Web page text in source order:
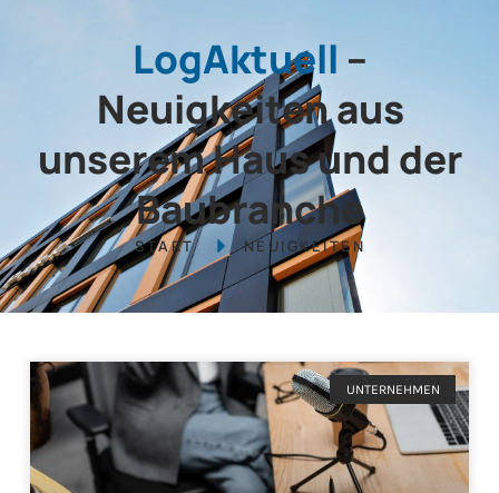
LogAktuell –
Neuigkeiten aus
unserem Haus und der
Baubranche
START NEUIGKEITEN
UNTERNEHMEN